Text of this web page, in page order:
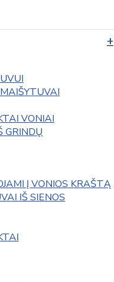
VONIAI
GRINDŲ
Į VONIOS KRAŠTĄ
IŠ SIENOS